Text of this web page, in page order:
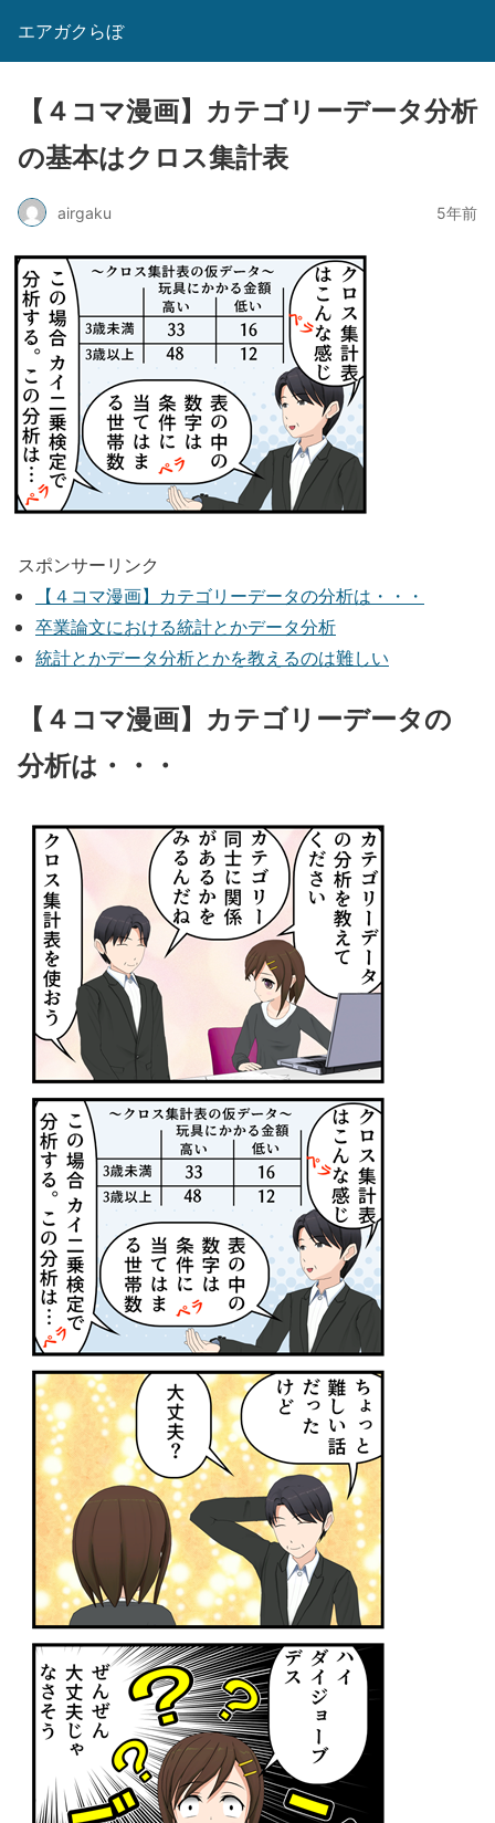
エアガクらぼ
【４コマ漫画】カテゴリーデータ分析
の基本はクロス集計表
airgaku 5年前
スポンサーリンク
【４コマ漫画】カテゴリーデータの分析は・・・
卒業論文における統計とかデータ分析
統計とかデータ分析とかを教えるのは難しい
【４コマ漫画】カテゴリーデータの
分析は・・・